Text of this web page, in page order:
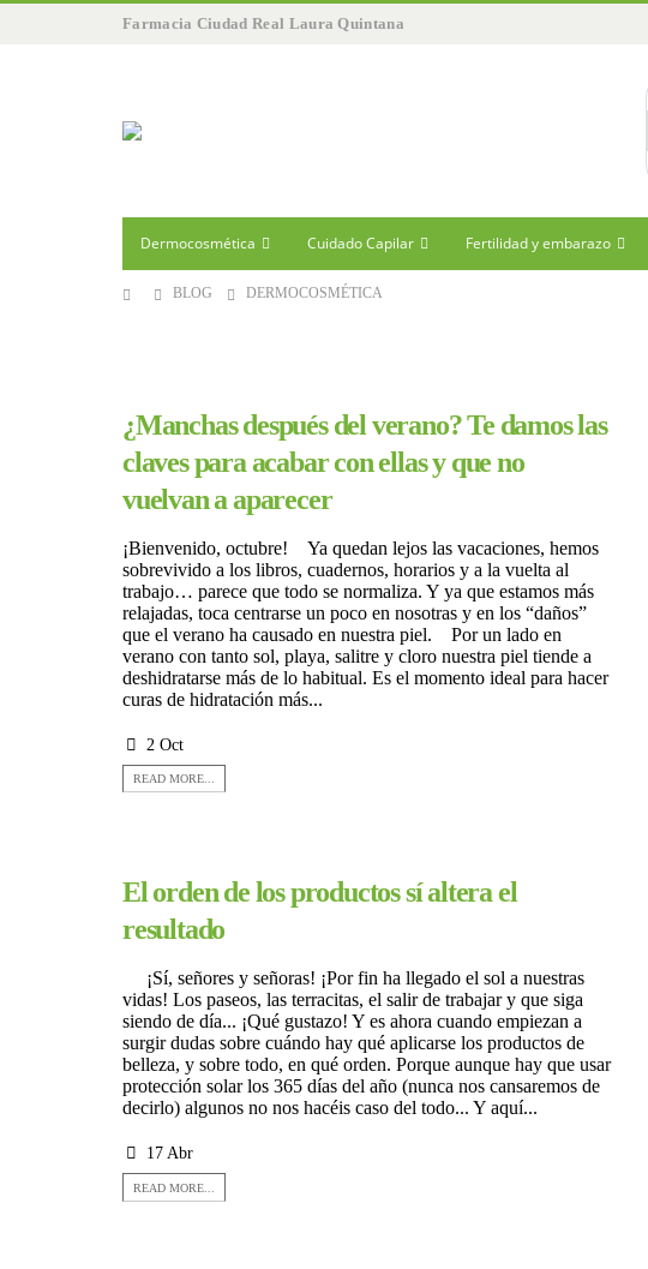
Farmacia Ciudad Real Laura Quintana
Dermocosmética Cuidado Capilar Fertilidad y embarazo
BLOG DERMOCOSMÉTICA
¿Manchas después del verano? Te damos las
claves para acabar con ellas y que no
vuelvan a aparecer
¡Bienvenido, octubre! Ya quedan lejos las vacaciones, hemos
sobrevivido a los libros, cuadernos, horarios y a la vuelta al
trabajo… parece que todo se normaliza. Y ya que estamos más
relajadas, toca centrarse un poco en nosotras y en los “daños”
que el verano ha causado en nuestra piel. Por un lado en
verano con tanto sol, playa, salitre y cloro nuestra piel tiende a
deshidratarse más de lo habitual. Es el momento ideal para hacer
curas de hidratación más...
2 Oct
READ MORE...
El orden de los productos sí altera el
resultado
¡Sí, señores y señoras! ¡Por fin ha llegado el sol a nuestras
vidas! Los paseos, las terracitas, el salir de trabajar y que siga
siendo de día... ¡Qué gustazo! Y es ahora cuando empiezan a
surgir dudas sobre cuándo hay qué aplicarse los productos de
belleza, y sobre todo, en qué orden. Porque aunque hay que usar
protección solar los 365 días del año (nunca nos cansaremos de
decirlo) algunos no nos hacéis caso del todo... Y aquí...
17 Abr
READ MORE...